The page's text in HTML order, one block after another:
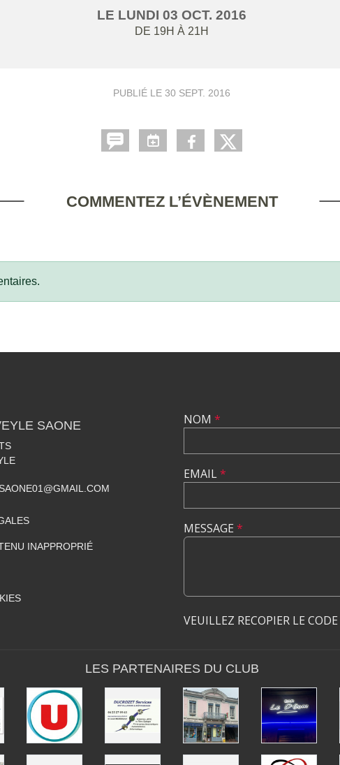
LE LUNDI 03 OCT. 2016
DE 19H À 21H
PUBLIÉ LE 30 SEPT. 2016
COMMENTEZ L’ÉVÈNEMENT
SAONE
INAPPROPRIÉ
NOM *
EMAIL*
MESSAGE *
VEUILLEZ RECOPIER LE CODE
LES PARTENAIRES DU CLUB